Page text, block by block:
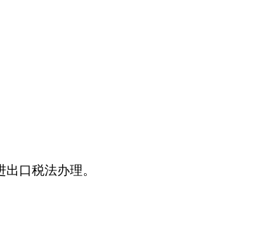
口税法办理。